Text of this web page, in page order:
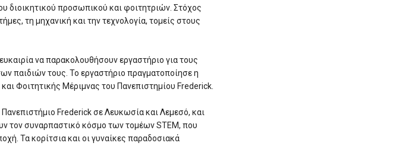
διοικητικού προσωπικού και φοιτητριών. Στόχος
τη μηχανική και την τεχνολογία, τομείς στους
να παρακολουθήσουν εργαστήριο για τους
παιδιών τους. Το εργαστήριο πραγματοποίησε η
Φοιτητικής Μέριμνας του Πανεπιστημίου Frederick.
Frederick σε Λευκωσία και Λεμεσό, και
τον συναρπαστικό κόσμο των τομέων STEM, που
Τα κορίτσια και οι γυναίκες παραδοσιακά